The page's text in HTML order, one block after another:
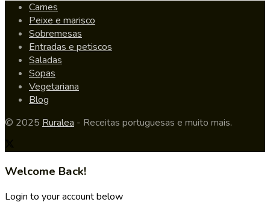
Carnes
Peixe e marisco
Sobremesas
Entradas e petiscos
Saladas
Sopas
Vegetariana
Blog
© 2025 Ruralea - Receitas portuguesas e muito mais.
Welcome Back!
Login to your account below